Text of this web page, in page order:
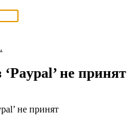
не принят
не принят